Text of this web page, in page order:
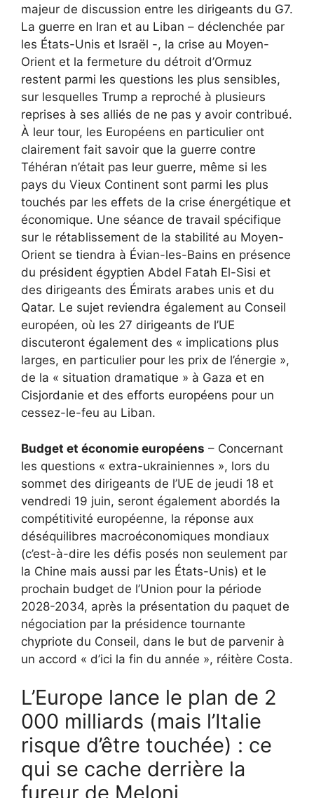
majeur de discussion entre les dirigeants du G7.
La guerre en Iran et au Liban – déclenchée par
les États-Unis et Israël -, la crise au Moyen-
Orient et la fermeture du détroit d’Ormuz
restent parmi les questions les plus sensibles,
sur lesquelles Trump a reproché à plusieurs
reprises à ses alliés de ne pas y avoir contribué.
À leur tour, les Européens en particulier ont
clairement fait savoir que la guerre contre
Téhéran n’était pas leur guerre, même si les
pays du Vieux Continent sont parmi les plus
touchés par les effets de la crise énergétique et
économique. Une séance de travail spécifique
sur le rétablissement de la stabilité au Moyen-
Orient se tiendra à Évian-les-Bains en présence
du président égyptien Abdel Fatah El-Sisi et
des dirigeants des Émirats arabes unis et du
Qatar. Le sujet reviendra également au Conseil
européen, où les 27 dirigeants de l’UE
discuteront également des « implications plus
larges, en particulier pour les prix de l’énergie »,
de la « situation dramatique » à Gaza et en
Cisjordanie et des efforts européens pour un
cessez-le-feu au Liban.
Budget et économie européens – Concernant
les questions « extra-ukrainiennes », lors du
sommet des dirigeants de l’UE de jeudi 18 et
vendredi 19 juin, seront également abordés la
compétitivité européenne, la réponse aux
déséquilibres macroéconomiques mondiaux
(c’est-à-dire les défis posés non seulement par
la Chine mais aussi par les États-Unis) et le
prochain budget de l’Union pour la période
2028-2034, après la présentation du paquet de
négociation par la présidence tournante
chypriote du Conseil, dans le but de parvenir à
un accord « d’ici la fin du année », réitère Costa.
L’Europe lance le plan de 2
000 milliards (mais l’Italie
risque d’être touchée) : ce
qui se cache derrière la
fureur de Meloni